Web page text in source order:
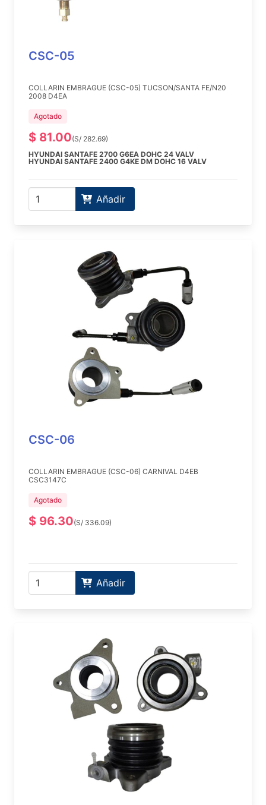
CSC-05
COLLARIN EMBRAGUE (CSC-05) TUCSON/SANTA FE/N20
2008 D4EA
Agotado
$ 81.00(S/ 282.69)
HYUNDAI SANTAFE 2700 G6EA DOHC 24 VALV
HYUNDAI SANTAFE 2400 G4KE DM DOHC 16 VALV
Añadir
CSC-06
COLLARIN EMBRAGUE (CSC-06) CARNIVAL D4EB
CSC3147C
Agotado
$ 96.30(S/ 336.09)
Añadir